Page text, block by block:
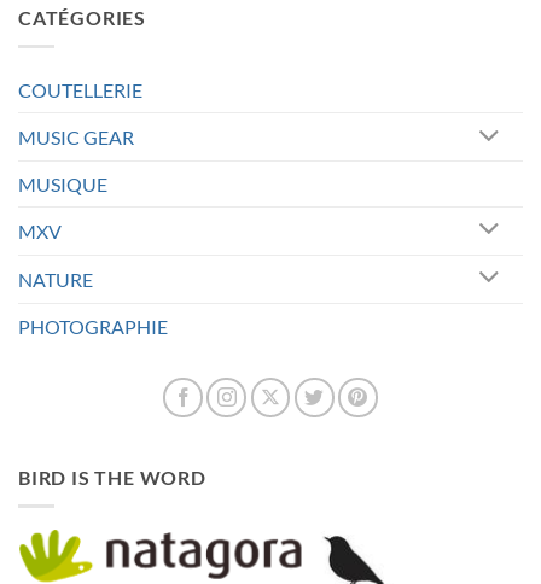
CATÉGORIES
COUTELLERIE
MUSIC GEAR
MUSIQUE
MXV
NATURE
PHOTOGRAPHIE
BIRD IS THE WORD